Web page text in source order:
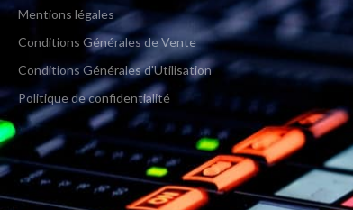
Mentions légales
Conditions Générales de Vente
Conditions Générales d'Utilisation
Politique de confidentialité